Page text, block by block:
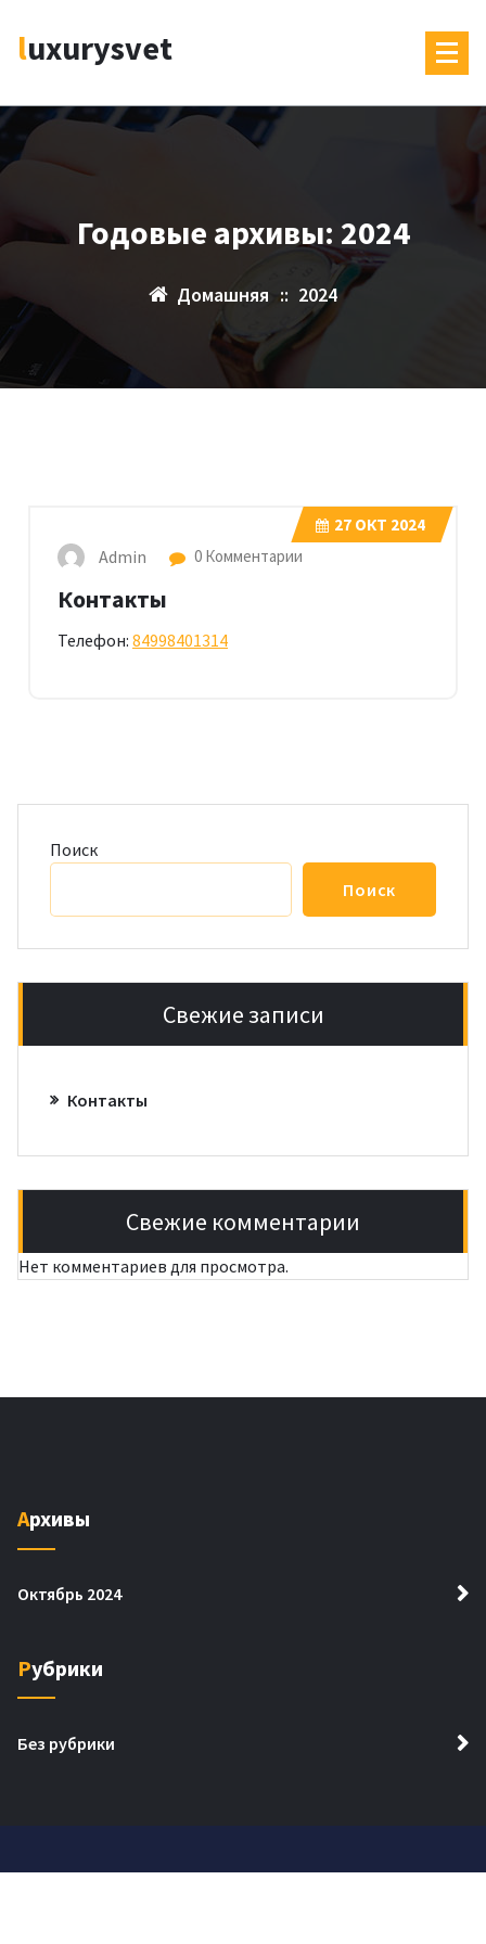
содержимому
luxurysvet
Годовые архивы: 2024
Домашняя :: 2024
27 ОКТ 2024
Admin 0 Комментарии
Контакты
Телефон: 84998401314
Поиск
Поиск
Свежие записи
Контакты
Свежие комментарии
Нет комментариев для просмотра.
Архивы
Октябрь 2024
Рубрики
Без рубрики